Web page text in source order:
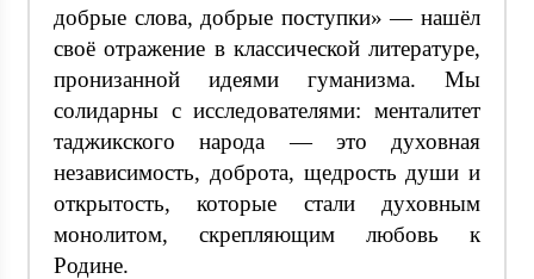
добрые слова, добрые поступки» — нашёл
своё отражение в классической литературе,
пронизанной идеями гуманизма. Мы
солидарны с исследователями: менталитет
таджикского народа — это духовная
независимость, доброта, щедрость души и
открытость, которые стали духовным
монолитом, скрепляющим любовь к
Родине.